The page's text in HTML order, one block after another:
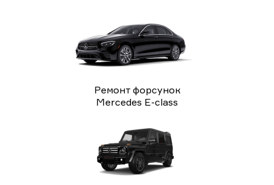
Ремонт форсунок
Mercedes E-class